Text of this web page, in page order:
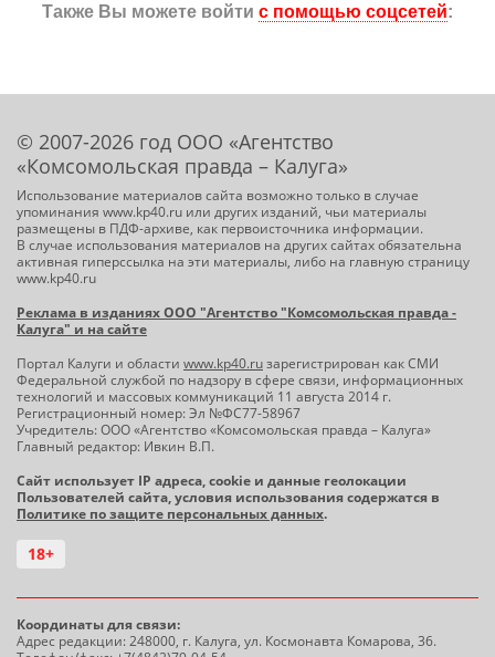
Также Вы можете войти с помощью соцсетей:
© 2007-2026 год ООО «Агентство
«Комсомольская правда – Калуга»
Использование материалов сайта возможно только в случае
упоминания www.kp40.ru или других изданий, чьи материалы
размещены в ПДФ-архиве, как первоисточника информации.
В случае использования материалов на других сайтах обязательна
активная гиперссылка на эти материалы, либо на главную страницу
www.kp40.ru
Реклама в изданиях ООО "Агентство "Комсомольская правда -
Калуга" и на сайте
Портал Калуги и области www.kp40.ruзарегистрирован как СМИ
Федеральной службой по надзору в сфере связи, информационных
технологий и массовых коммуникаций 11 августа 2014 г.
Регистрационный номер: Эл №ФС77-58967
Учредитель: ООО «Агентство «Комсомольская правда – Калуга»
Главный редактор: Ивкин В.П.
Сайт использует IP адреса, cookie и данные геолокации
Пользователей сайта, условия использования содержатся в
Политике по защите персональных данных.
18+
Координаты для связи:
Адрес редакции: 248000, г. Калуга, ул. Космонавта Комарова, 36.